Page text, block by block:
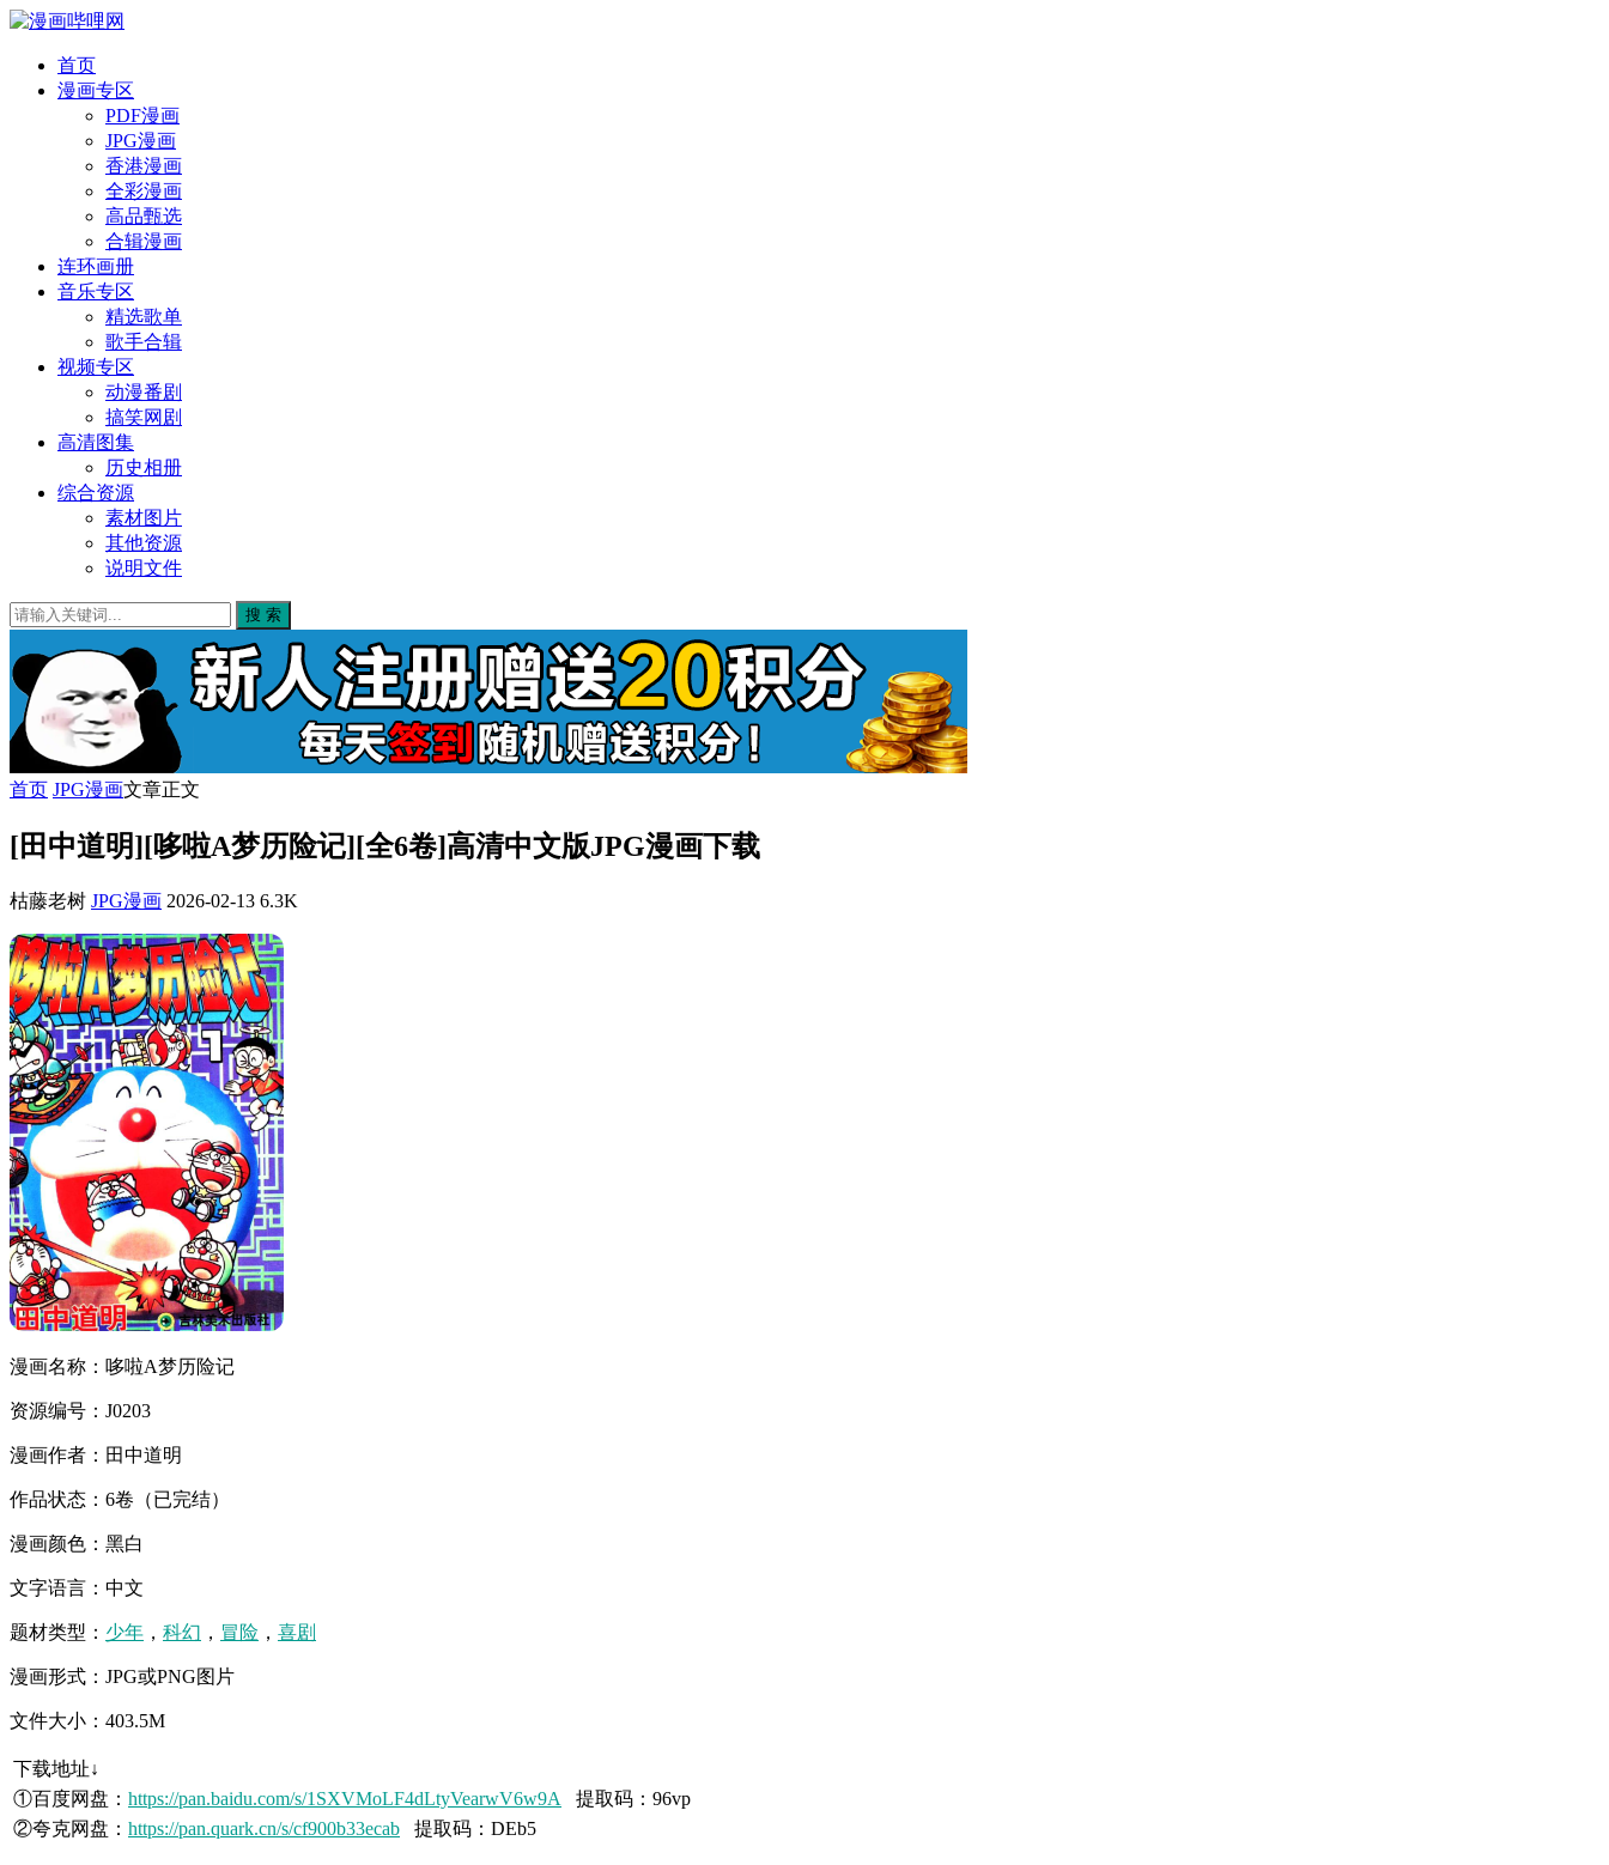
首页
漫画专区
PDF漫画
JPG漫画
香港漫画
全彩漫画
高品甄选
合辑漫画
连环画册
音乐专区
精选歌单
歌手合辑
视频专区
动漫番剧
搞笑网剧
高清图集
历史相册
综合资源
素材图片
其他资源
说明文件
搜 索
首页 JPG漫画文章正文
[田中道明][哆啦A梦历险记][全6卷]高清中文版JPG漫画下载
枯藤老树 JPG漫画 2026-02-13 6.3K
漫画名称：哆啦A梦历险记
资源编号：J0203
漫画作者：田中道明
作品状态：6卷（已完结）
漫画颜色：黑白
文字语言：中文
题材类型： 少年 ， 科幻 ， 冒险 ， 喜剧
漫画形式：JPG或PNG图片
文件大小：403.5M
下载地址↓
①百度网盘： https://pan.baidu.com/s/1SXVMoLF4dLtyVearwV6w9A
提取码：96vp
②夸克网盘： https://pan.quark.cn/s/cf900b33ecab 提取码：DEb5